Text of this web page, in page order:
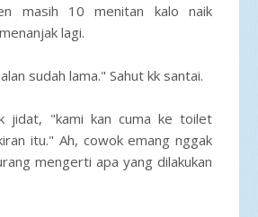
masih 10 menitan kalo naik
lagi.
sudah lama." Sahut kk santai.
jidat, "kami kan cuma ke toilet
itu." Ah, cowok emang nggak
mengerti apa yang dilakukan